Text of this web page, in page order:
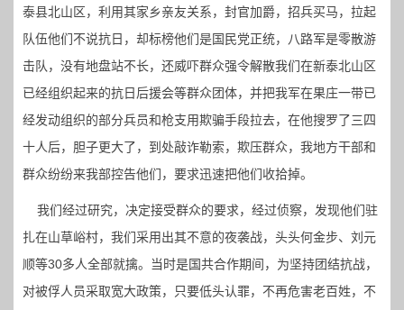
泰县北山区，利用其家乡亲友关系，封官加爵，招兵买马，拉起
队伍他们不说抗日，却标榜他们是国民党正统，八路军是零散游
击队，没有地盘站不长，还威吓群众强令解散我们在新泰北山区
已经组织起来的抗日后援会等群众团体，并把我军在果庄一带已
经发动组织的部分兵员和枪支用欺骗手段拉去，在他搜罗了三四
十人后，胆子更大了，到处敲诈勒索，欺压群众，我地方干部和
群众纷纷来我部控告他们，要求迅速把他们收拾掉。
我们经过研究，决定接受群众的要求，经过侦察，发现他们驻
扎在山草峪村，我们采用出其不意的夜袭战，头头何金步、刘元
顺等30多人全部就擒。当时是国共合作期间，为坚持团结抗战，
对被俘人员采取宽大政策，只要低头认罪，不再危害老百姓，不